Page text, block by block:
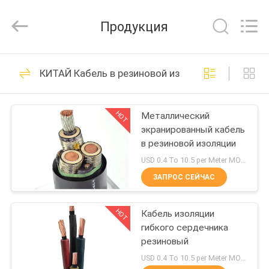
ГЛАВНАЯ
СТРАНИЦА
ПРОДУКЦИЯ
РОЛИКИ
VR
Shenghua
Cable
Ltd..
Reserved.
Силовой кабель с
изоляцией из
сшитого
полиэтилена
306
Бронированный
электрический
244
Продукция
КИТАЙ Кабель в резиновой изоляции
HOT
Металлический
экранированный кабель
в резиновой изоляции
USD 0.4 To 10.5 per Meter MOQ:1000М
ЗАПРОС СЕЙЧАС
HOT
Кабель изоляции
гибкого сердечника
резиновый